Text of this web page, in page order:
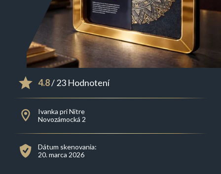
4.8/ 23 Hodnotení
Ivanka pri Nitre
Novozámocká 2
Dátum skenovania:
20. marca 2026